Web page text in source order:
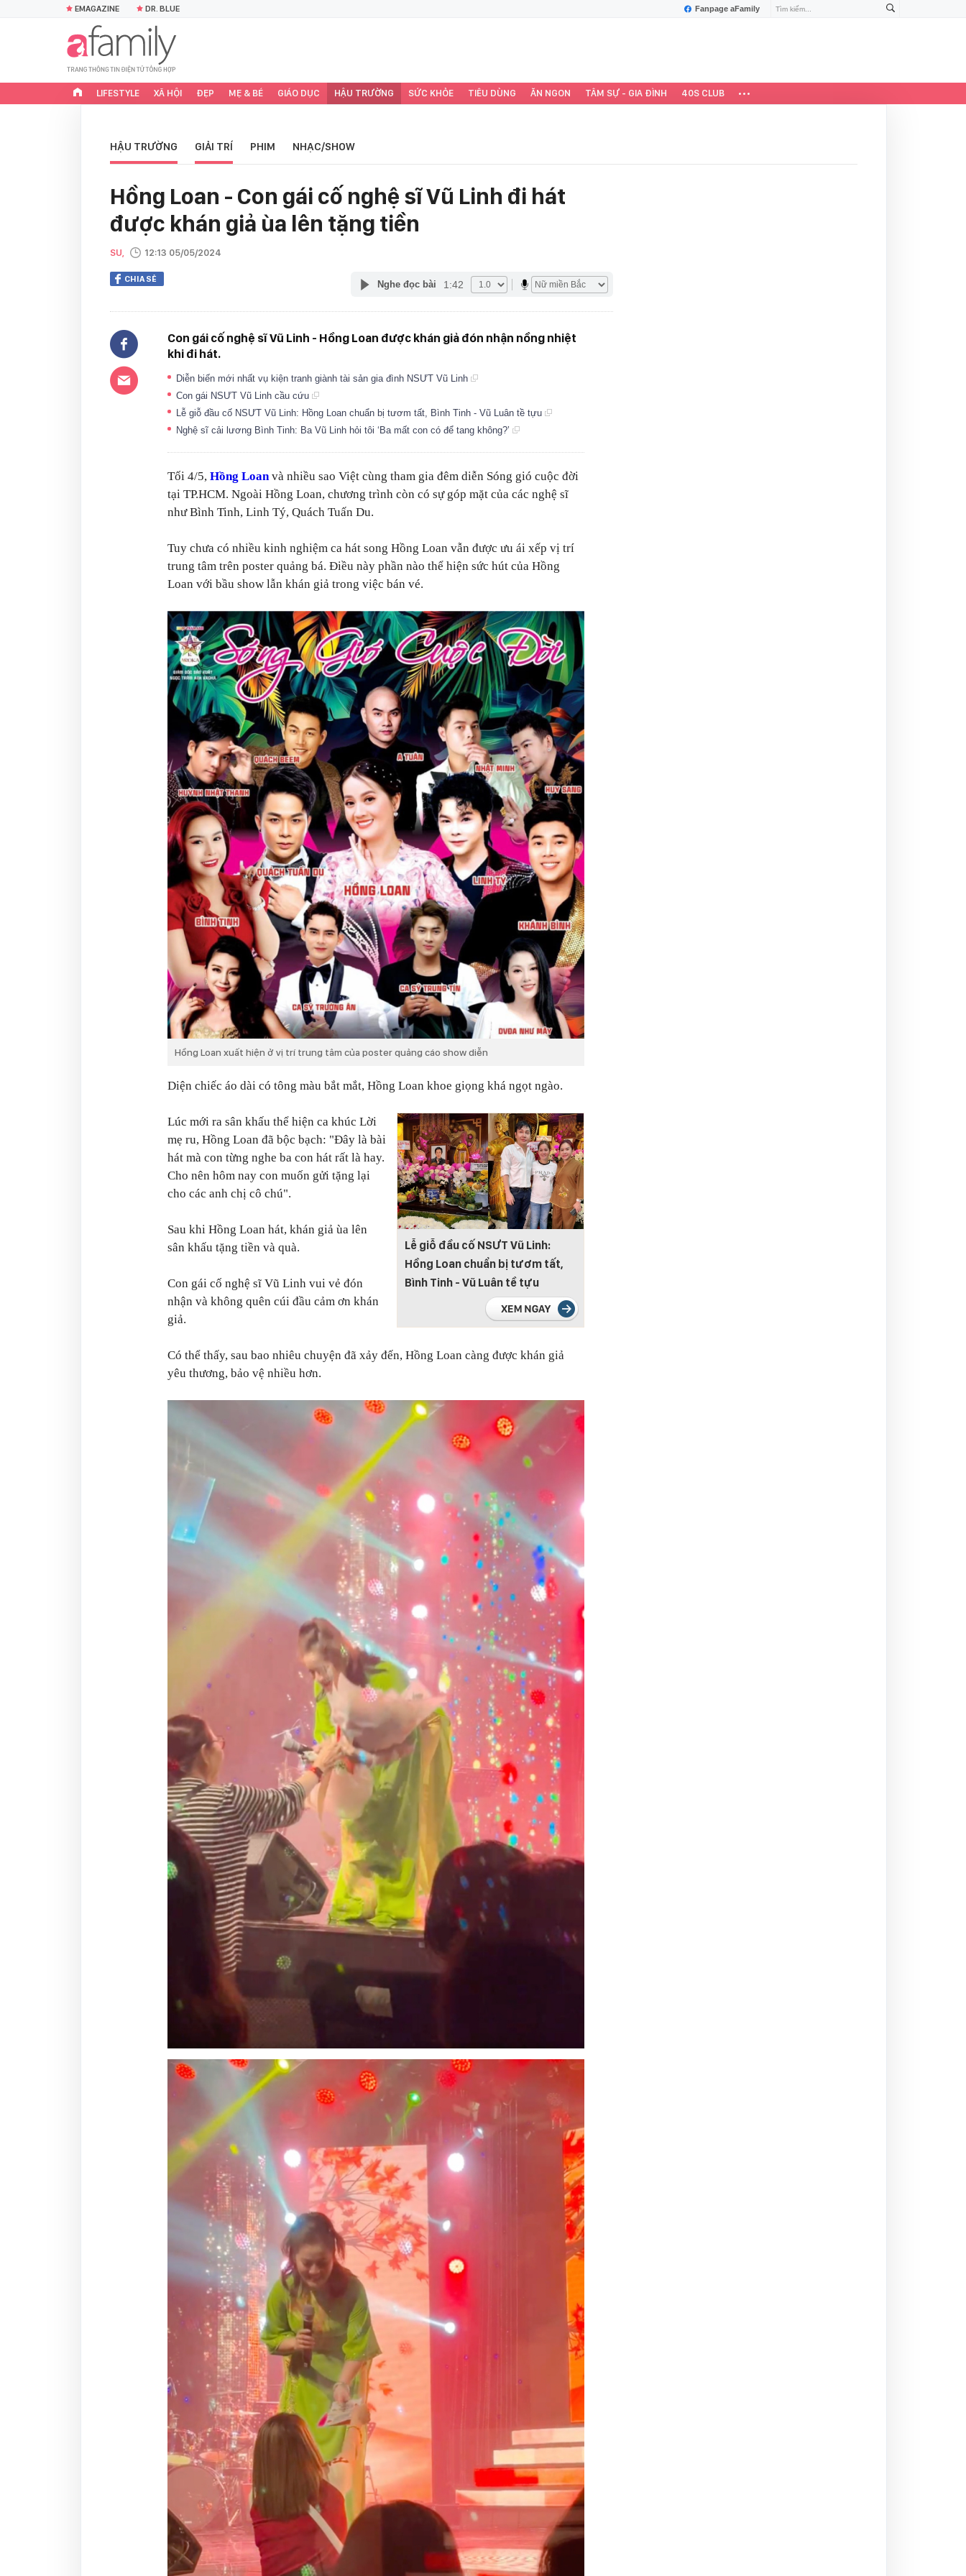
Fanpage aFamily
EMAGAZINE DR. BLUE
LIFESTYLE XÃ HỘI ĐẸP MẸ & BÉ GIÁO DỤC HẬU TRƯỜNG SỨC KHỎE TIÊU DÙNG ĂN NGON TÂM SỰ - GIA ĐÌNH 40S CLUB
HẬU TRƯỜNG GIẢI TRÍ PHIM NHẠC/SHOW
Hồng Loan - Con gái cố nghệ sĩ Vũ Linh đi hát
được khán giả ùa lên tặng tiền
SU, 12:13 05/05/2024
CHIA SẺ Nghe đọc bài 1:42
Con gái cố nghệ sĩ Vũ Linh - Hồng Loan được khán giả đón nhận nồng nhiệt
khi đi hát.
Diễn biến mới nhất vụ kiện tranh giành tài sản gia đình NSƯT Vũ Linh
Con gái NSƯT Vũ Linh cầu cứu
Lễ giỗ đầu cố NSƯT Vũ Linh: Hồng Loan chuẩn bị tươm tất, Bình Tinh - Vũ Luân tề tựu
Nghệ sĩ cải lương Bình Tinh: Ba Vũ Linh hỏi tôi ‘Ba mất con có để tang không?’
Tối 4/5, Hồng Loanvà nhiều sao Việt cùng tham gia đêm diễn Sóng gió cuộc đời
tại TP.HCM. Ngoài Hồng Loan, chương trình còn có sự góp mặt của các nghệ sĩ
như Bình Tinh, Linh Tý, Quách Tuấn Du.
Tuy chưa có nhiều kinh nghiệm ca hát song Hồng Loan vẫn được ưu ái xếp vị trí
trung tâm trên poster quảng bá. Điều này phần nào thể hiện sức hút của Hồng
Loan với bầu show lẫn khán giả trong việc bán vé.
Hồng Loan xuất hiện ở vị trí trung tâm của poster quảng cáo show diễn
Diện chiếc áo dài có tông màu bắt mắt, Hồng Loan khoe giọng khá ngọt ngào.
Lễ giỗ đầu cố NSƯT Vũ Linh:
Hồng Loan chuẩn bị tươm tất,
Bình Tinh - Vũ Luân tề tựu
Lúc mới ra sân khấu thể hiện ca khúc Lời
mẹ ru, Hồng Loan đã bộc bạch: "Đây là bài
hát mà con từng nghe ba con hát rất là hay.
Cho nên hôm nay con muốn gửi tặng lại
cho các anh chị cô chú".
Sau khi Hồng Loan hát, khán giả ùa lên
sân khấu tặng tiền và quà.
Con gái cố nghệ sĩ Vũ Linh vui vẻ đón
nhận và không quên cúi đầu cảm ơn khán
giả.
Có thể thấy, sau bao nhiêu chuyện đã xảy đến, Hồng Loan càng được khán giả
yêu thương, bảo vệ nhiều hơn.